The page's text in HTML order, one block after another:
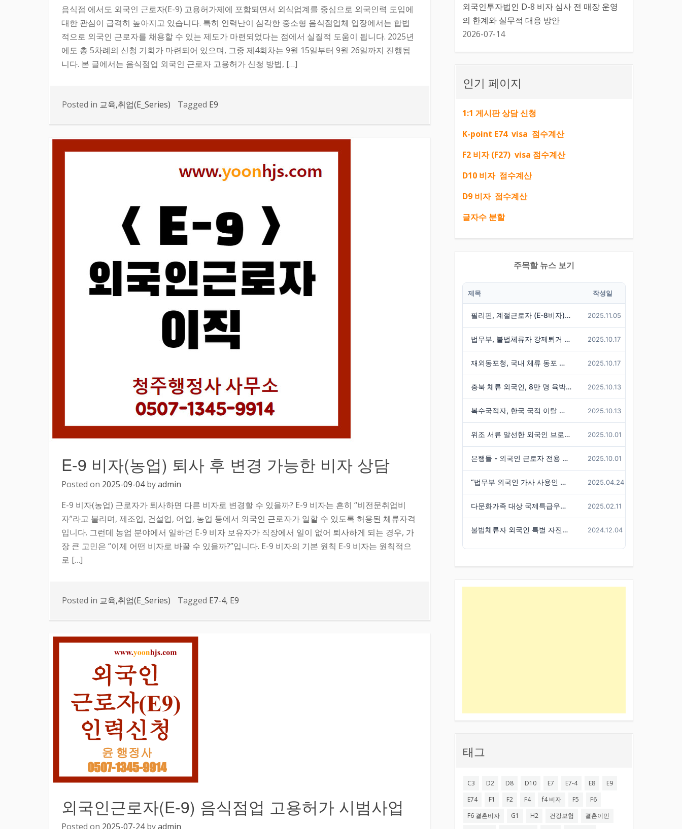
음식점 에서도 외국인 근로자(E-9) 고용허가제에 포함되면서 외식업계를 중심으로 외국인력 도입에
대한 관심이 급격히 높아지고 있습니다. 특히 인력난이 심각한 중소형 음식점업체 입장에서는 합법
적으로 외국인 근로자를 채용할 수 있는 제도가 마련되었다는 점에서 실질적 도움이 됩니다. 2025년
에도 총 5차례의 신청 기회가 마련되어 있으며, 그중 제4회차는 9월 15일부터 9월 26일까지 진행됩
니다. 본 글에서는 음식점업 외국인 근로자 고용허가 신청 방법, […]
Posted in 교육,취업(E_Series) Tagged E9
E-9 비자(농업) 퇴사 후 변경 가능한 비자 상담
Posted on 2025-09-04byadmin
E-9 비자(농업) 근로자가 퇴사하면 다른 비자로 변경할 수 있을까? E-9 비자는 흔히 “비전문취업비
자”라고 불리며, 제조업, 건설업, 어업, 농업 등에서 외국인 근로자가 일할 수 있도록 허용된 체류자격
입니다. 그런데 농업 분야에서 일하던 E-9 비자 보유자가 직장에서 일이 없어 퇴사하게 되는 경우, 가
장 큰 고민은 “이제 어떤 비자로 바꿀 수 있을까?”입니다. E-9 비자의 기본 원칙 E-9 비자는 원칙적으
로 […]
Posted in 교육,취업(E_Series) Tagged E7-4, E9
외국인근로자(E-9) 음식점업 고용허가 시범사업
Posted on 2025-07-24byadmin
외국인투자법인 D-8 비자 심사 전 매장 운영
의 한계와 실무적 대응 방안
2026-07-14
인기 페이지
1:1 게시판 상담 신청
K-point E74 visa 점수계산
F2 비자 (F27) visa 점수계산
D10 비자 점수계산
D9 비자 점수계산
글자수 분할
주목할 뉴스 보기
제목 작성일
필리핀, 계절근로자 (E-8비자) 한국행 중단 2025.11.05
법무부, 불법체류자 강제퇴거 시 경찰에 즉시 통보 제도 마련 2025.10.17
재외동포청, 국내 체류 동포 실태조사 결과 발표 - 86만 명 체류 통계 발표 2025.10.17
충북 체류 외국인, 8만 명 육박 ( 전국 3위 수준) 2025.10.13
복수국적자, 한국 국적 이탈 불허한 판례 기사 2025.10.13
위조 서류 알선한 외국인 브로커 구속 2025.10.01
은행들 - 외국인 근로자 전용 신용대출 경쟁 2025.10.01
“법무부 외국인 가사 사용인 시범사업, 참여 신청자는 미미” 2025.04.24
다문화가족 대상 국제특급우편(EMS) 요금 할인 혜택 -경기도 2025.02.11
불법체류자 외국인 특별 자진출국기간 연장 2024.12.04
태그
C3 D2 D8 D10 E7 E7-4 E8
E9
E74
F1 F2 F4 f4 비자 F5
F6
F6 결혼비자
G1 H2 건강보험
결혼이민